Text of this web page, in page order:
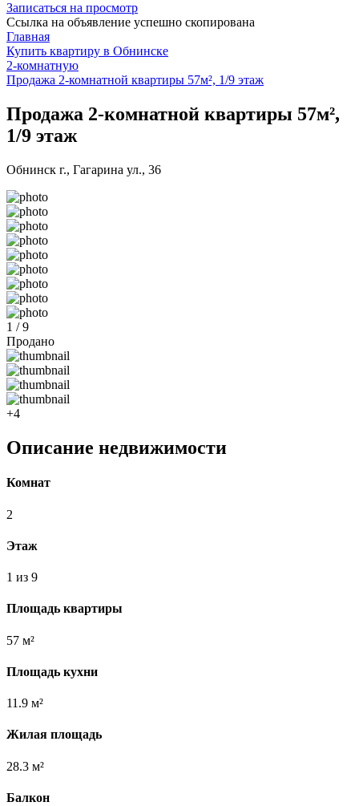
Записаться на просмотр
Ссылка на объявление успешно скопирована
Главная
Купить квартиру в Обнинске
2-комнатную
Продажа 2-комнатной квартиры 57м², 1/9 этаж
Продажа 2-комнатной квартиры 57м²,
1/9 этаж
Обнинск г., Гагарина ул., 36
1 / 9
Продано
+4
Описание недвижимости
Комнат
2
Этаж
1 из 9
Площадь квартиры
57 м²
Площадь кухни
11.9 м²
Жилая площадь
28.3 м²
Балкон